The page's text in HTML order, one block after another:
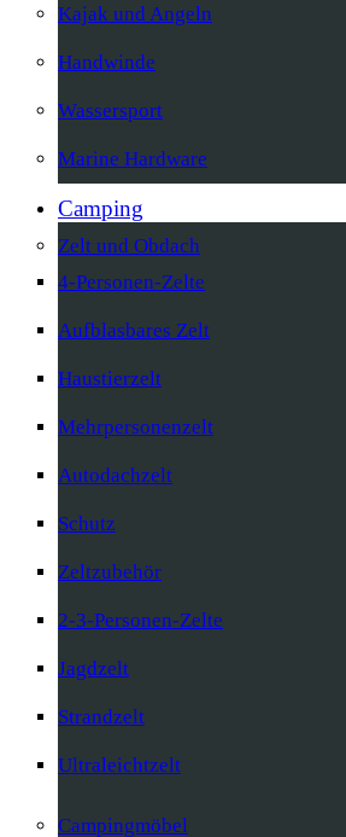
Kajak und Angeln
Handwinde
Wassersport
Marine Hardware
Camping
Zelt und Obdach
4-Personen-Zelte
Aufblasbares Zelt
Haustierzelt
Mehrpersonenzelt
Autodachzelt
Schutz
Zeltzubehör
2-3-Personen-Zelte
Jagdzelt
Strandzelt
Ultraleichtzelt
Campingmöbel